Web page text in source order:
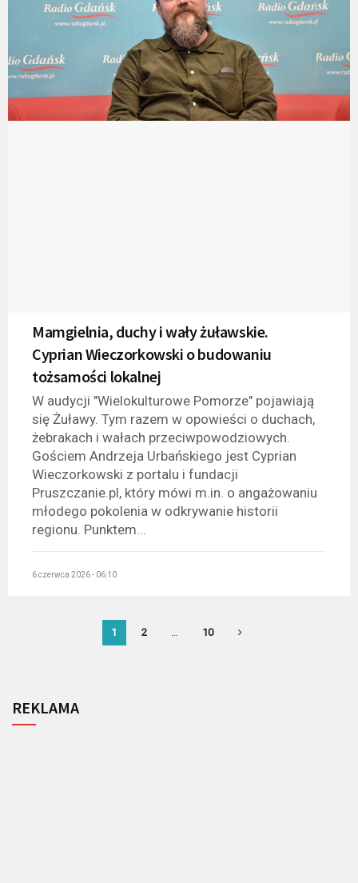
Mamgielnia, duchy i wały żuławskie.
Cyprian Wieczorkowski o budowaniu
tożsamości lokalnej
W audycji "Wielokulturowe Pomorze" pojawiają
się Żuławy. Tym razem w opowieści o duchach,
żebrakach i wałach przeciwpowodziowych.
Gościem Andrzeja Urbańskiego jest Cyprian
Wieczorkowski z portalu i fundacji
Pruszczanie.pl, który mówi m.in. o angażowaniu
młodego pokolenia w odkrywanie historii
regionu. Punktem...
6 czerwca 2026 - 06:10
1 2 … 10
REKLAMA